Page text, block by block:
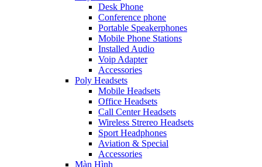
Desk Phone
Conference phone
Portable Speakerphones
Mobile Phone Stations
Installed Audio
Voip Adapter
Accessories
Poly Headsets
Mobile Headsets
Office Headsets
Call Center Headsets
Wireless Strereo Headsets
Sport Headphones
Aviation & Special
Accessories
Màn Hình